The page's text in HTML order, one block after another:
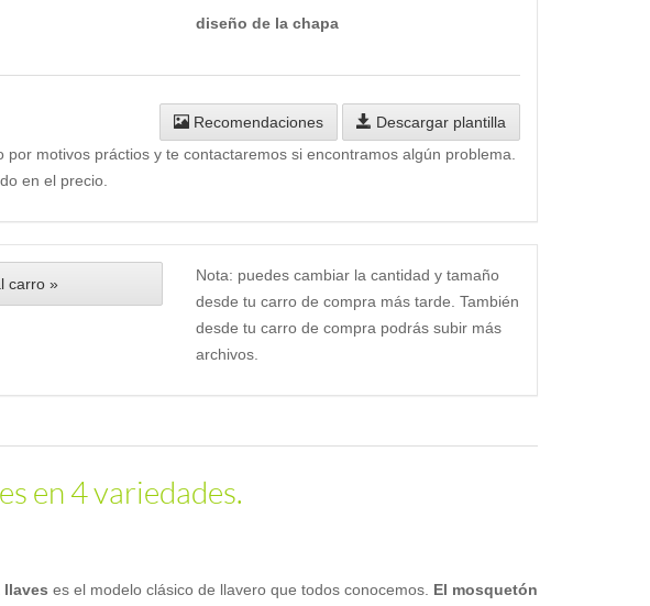
diseño de la chapa
Recomendaciones
Descargar plantilla
por motivos práctios y te contactaremos si encontramos algún problema.
en el precio.
carro »
Nota: puedes cambiar la cantidad y tamaño
desde tu carro de compra más tarde. También
desde tu carro de compra podrás subir más
archivos.
en 4 variedades.
llaves es el modelo clásico de llavero que todos conocemos. El mosquetón